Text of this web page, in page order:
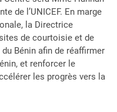
de l’UNICEF. En marge
la Directrice
de courtoisie et de
Bénin afin de réaffirmer
et renforcer le
les progrès vers la